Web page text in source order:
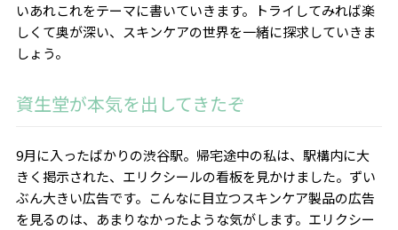
いあれこれをテーマに書いていきます。トライしてみれば楽
しくて奥が深い、スキンケアの世界を一緒に探求していきま
しょう。
資生堂が本気を出してきたぞ
9月に入ったばかりの渋谷駅。帰宅途中の私は、駅構内に大
きく掲示された、エリクシールの看板を見かけました。ずい
ぶん大きい広告です。こんなに目立つスキンケア製品の広告
を見るのは、あまりなかったような気がします。エリクシー